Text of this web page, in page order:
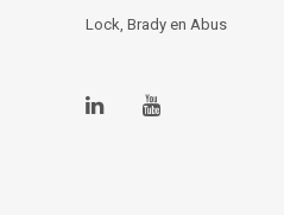
Lock, Brady en Abus